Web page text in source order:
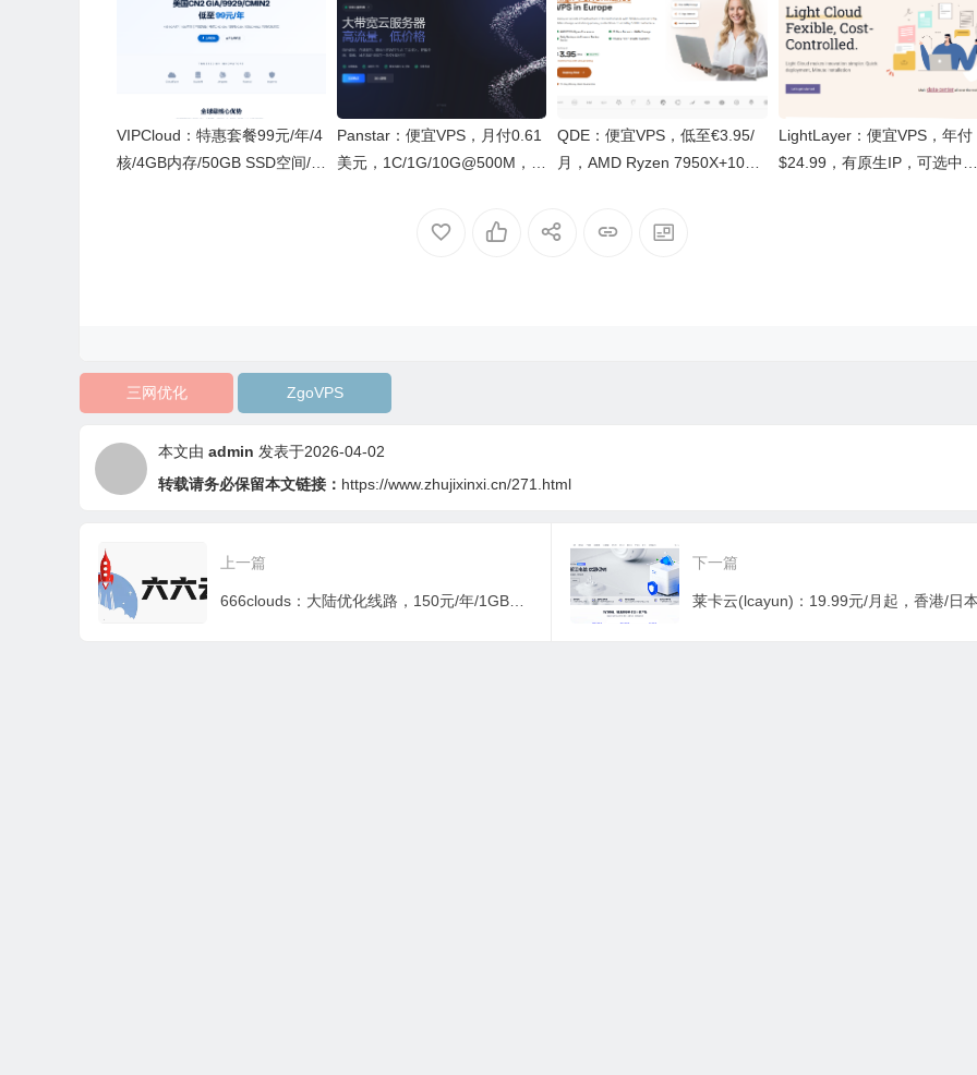
VIPCloud：特惠套餐99元/年/4
核/4GB内存/50GB SSD空间/不
Panstar：便宜VPS，月付0.61
美元，1C/1G/10G@500M，5
QDE：便宜VPS，低至€3.95/
月，AMD Ryzen 7950X+10Gb
LightLayer：便宜VPS，年付
$24.99，有原生IP，可选中国
三网优化 ZgoVPS
本文由 admin 发表于2026-04-02
转载请务必保留本文链接： https://www.zhujixinxi.cn/271.html
上一篇 下一篇